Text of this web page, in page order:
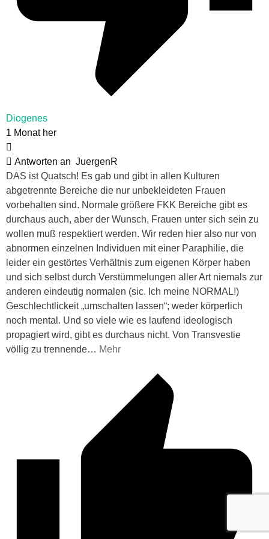
Diogenes
1 Monat her
Antworten an JuergenR
DAS ist Quatsch! Es gab und gibt in allen Kulturen
abgetrennte Bereiche die nur unbekleideten Frauen
vorbehalten sind. Normale größere FKK Bereiche gibt es
durchaus auch, aber der Wunsch, Frauen unter sich sein zu
wollen muß respektiert werden. Wir reden hier also nur von
abnormen einzelnen Individuen mit einer Paraphilie, die
leider ein gestörtes Verhältnis zum eigenen Körper haben
und sich selbst durch Verstümmelungen aller Art niemals zur
anderen eindeutig normalen (sic. Ich meine NORMAL!)
Geschlechtlickeit „umschalten lassen“; weder körperlich
noch mental. Und so viele wie es laufend ideologisch
propagiert wird, gibt es durchaus nicht. Von Transvestie
völlig zu trennende… Mehr